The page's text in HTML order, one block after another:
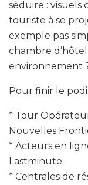
séduire :
touriste à se
exemple pas
chambre
environnement
Pour finir le
* Tour
Nouvelles
* Acteurs en
Lastminute
* Centrales de